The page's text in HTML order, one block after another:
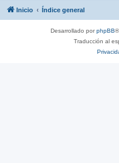
Inicio Índice general
Desarrollado porphpBB
Traducción al